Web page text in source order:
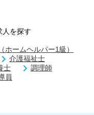
人を探す
ホームヘルパー1級）
介護福祉士
士
調理師
員